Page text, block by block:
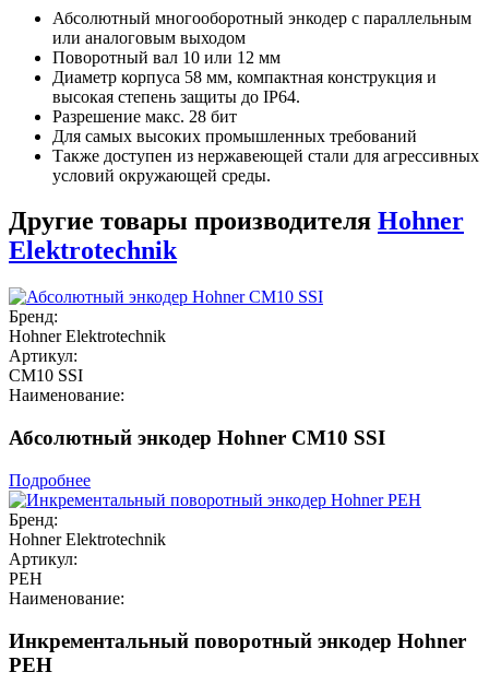
Абсолютный многооборотный энкодер с параллельным
или аналоговым выходом
Поворотный вал 10 или 12 мм
Диаметр корпуса 58 мм, компактная конструкция и
высокая степень защиты до IP64.
Разрешение макс. 28 бит
Для самых высоких промышленных требований
Также доступен из нержавеющей стали для агрессивных
условий окружающей среды.
Другие товары производителя Hohner
Elektrotechnik
Бренд:
Hohner Elektrotechnik
Артикул:
CM10 SSI
Наименование:
Абсолютный энкодер Hohner CM10 SSI
Подробнее
Бренд:
Hohner Elektrotechnik
Артикул:
PEH
Наименование:
Инкрементальный поворотный энкодер Hohner
PEH